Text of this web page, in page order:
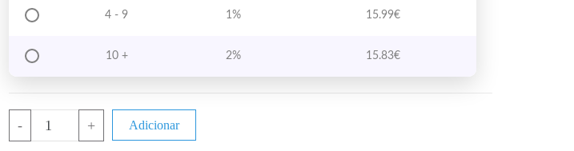
4 - 9 1% 15.99€
10 + 2% 15.83€
- + Adicionar